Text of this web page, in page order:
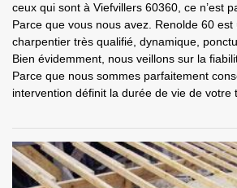
ceux qui sont à Viefvillers 60360, ce n’est
Parce que vous nous avez. Renolde 60 est
charpentier très qualifié, dynamique,
Bien évidemment, nous veillons sur la
Parce que nous sommes parfaitement
intervention définit la durée de vie de votre